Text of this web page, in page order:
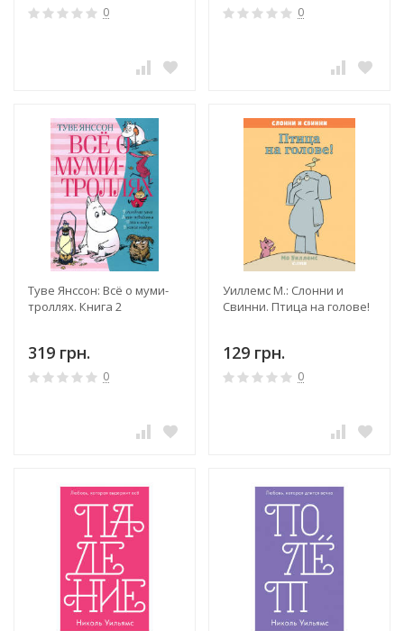
0 0
Туве Янссон: Всё о муми-
троллях. Книга 2
319 грн.
0
Уиллемс М.: Слонни и
Свинни. Птица на голове!
129 грн.
0